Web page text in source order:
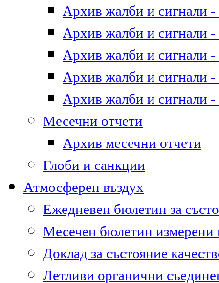
Архив жалби и сигнали -
Архив жалби и сигнали -
Архив жалби и сигнали -
Архив жалби и сигнали -
Архив жалби и сигнали -
Месечни отчети
Архив месечни отчети
Глоби и санкции
Атмосферен въздух
Ежедневен бюлетин за
Месечен бюлетин
Доклад за състояние
Летливи органични